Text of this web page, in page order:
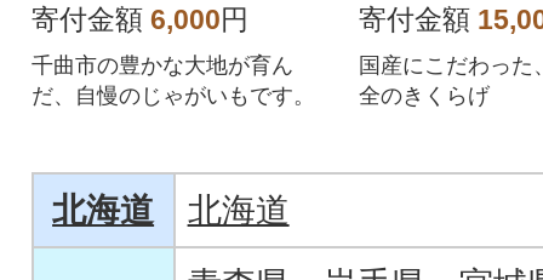
寄付金額 6,000円
千曲市の豊かな大地が育ん
だ、自慢のじゃがいもです。
寄付金額
国産にこだわった
全のきくらげ
北海道 北海道